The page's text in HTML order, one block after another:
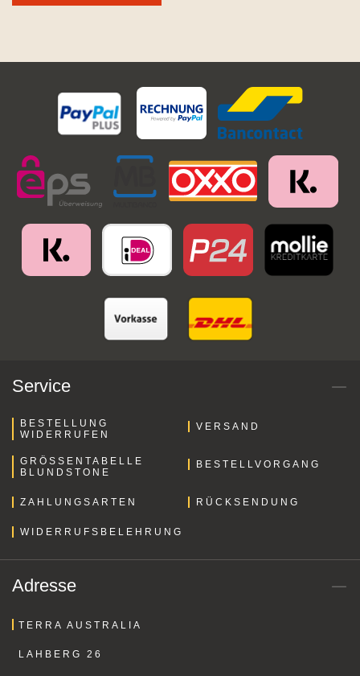
Service
BESTELLUNG
WIDERRUFEN
VERSAND
GRÖSSENTABELLE B
LUNDSTONE
BESTELLVORGANG
ZAHLUNGSARTEN RÜCKSENDUNG
WIDERRUFSBELEHRUNG
Adresse
TERRA AUSTRALIA
LAHBERG 26